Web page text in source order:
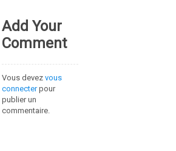
Add Your
Comment
Vous devez vous
connecterpour
publier un
commentaire.